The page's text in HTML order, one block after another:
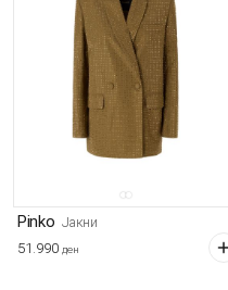
Pinko Јакни
51.990 ден